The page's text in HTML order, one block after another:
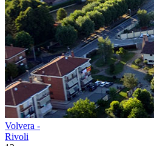
Volvera -
Rivoli